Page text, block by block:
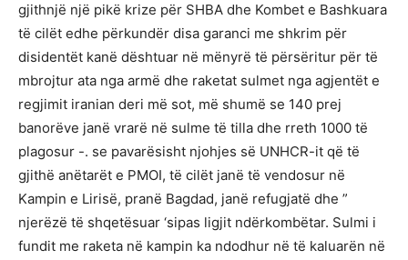
gjithnjë një pikë krize për SHBA dhe Kombet e Bashkuara
të cilët edhe përkundër disa garanci me shkrim për
disidentët kanë dështuar në mënyrë të përsëritur për të
mbrojtur ata nga armë dhe raketat sulmet nga agjentët e
regjimit iranian deri më sot, më shumë se 140 prej
banorëve janë vrarë në sulme të tilla dhe rreth 1000 të
plagosur -. se pavarësisht njohjes së UNHCR-it që të
gjithë anëtarët e PMOI, të cilët janë të vendosur në
Kampin e Lirisë, pranë Bagdad, janë refugjatë dhe ”
njerëzë të shqetësuar ‘sipas ligjit ndërkombëtar. Sulmi i
fundit me raketa në kampin ka ndodhur në të kaluarën në